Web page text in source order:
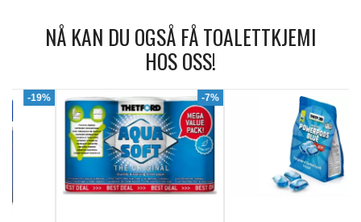
NÅ KAN DU OGSÅ FÅ TOALETTKJEMI
HOS OSS!
-7%